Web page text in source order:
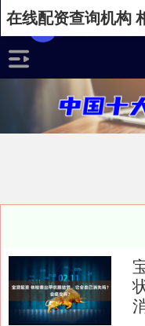
在线配资查询机构